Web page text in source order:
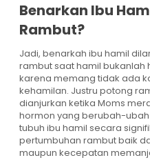
Benarkan Ibu
Rambut?
Jadi, benarkah ibu hamil
rambut saat hamil
karena memang tidak ada
kehamilan. Justru potong
dianjurkan ketika Moms
hormon yang berubah-
tubuh ibu hamil secara
pertumbuhan rambut baik
maupun kecepatan